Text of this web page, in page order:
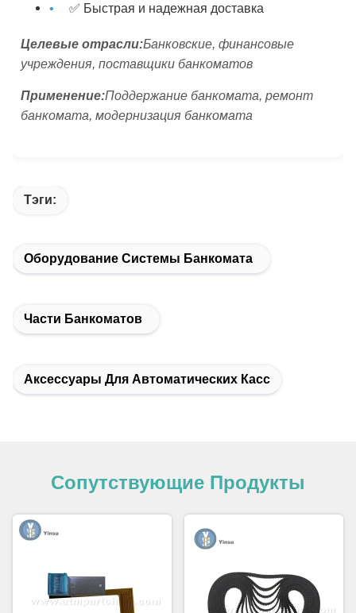
✅ Быстрая и надежная доставка
Целевые отрасли:Банковские, финансовые
учреждения, поставщики банкоматов
Применение:Поддержание банкомата, ремонт
банкомата, модернизация банкомата
Тэги:
Оборудование Системы Банкомата
Части Банкоматов
Аксессуары Для Автоматических Касс
Сопутствующие Продукты